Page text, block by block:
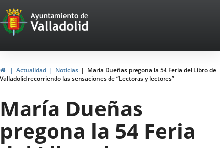
Portal
Web
del
Ayuntamiento
de
Valladolid
InicioActualidad Noticias
María Dueñas pregona la 54 Feria del Libro de
Valladolid recorriendo las sensaciones de “Lectoras y lectores”
María Dueñas
pregona la 54 Feria